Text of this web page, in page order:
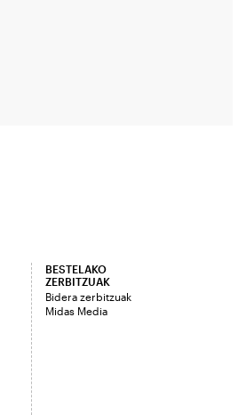
BESTELAKO
ZERBITZUAK
Bidera zerbitzuak
Midas Media